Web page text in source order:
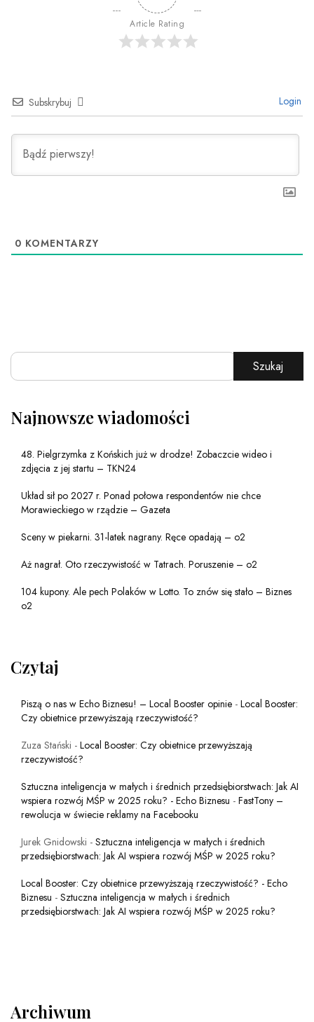
Article Rating
Subskrybuj Login
0 KOMENTARZY
Szukaj
Najnowsze wiadomości
48. Pielgrzymka z Końskich już w drodze! Zobaczcie wideo i
zdjęcia z jej startu – TKN24
Układ sił po 2027 r. Ponad połowa respondentów nie chce
Morawieckiego w rządzie – Gazeta
Sceny w piekarni. 31-latek nagrany. Ręce opadają – o2
Aż nagrał. Oto rzeczywistość w Tatrach. Poruszenie – o2
104 kupony. Ale pech Polaków w Lotto. To znów się stało – Biznes
o2
Czytaj
Piszą o nas w Echo Biznesu! – Local Booster opinie - Local Booster:
Czy obietnice przewyższają rzeczywistość?
Zuza Stański - Local Booster: Czy obietnice przewyższają
rzeczywistość?
Sztuczna inteligencja w małych i średnich przedsiębiorstwach: Jak AI
wspiera rozwój MŚP w 2025 roku? - Echo Biznesu - FastTony –
rewolucja w świecie reklamy na Facebooku
Jurek Gnidowski - Sztuczna inteligencja w małych i średnich
przedsiębiorstwach: Jak AI wspiera rozwój MŚP w 2025 roku?
Local Booster: Czy obietnice przewyższają rzeczywistość? - Echo
Biznesu - Sztuczna inteligencja w małych i średnich
przedsiębiorstwach: Jak AI wspiera rozwój MŚP w 2025 roku?
Archiwum